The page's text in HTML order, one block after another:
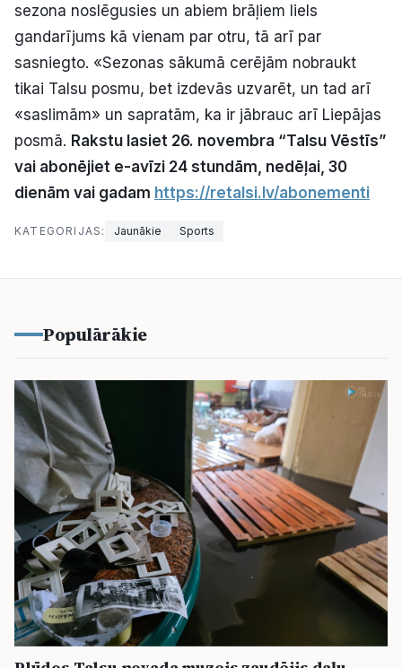
Ziņo redakcijai
Facebook Instagram YouTube
E-avīze Abonē
sezona noslēgusies un abiem brāļiem liels
gandarījums kā vienam par otru, tā arī par
sasniegto. «Sezonas sākumā cerējām nobraukt
tikai Talsu posmu, bet izdevās uzvarēt, un tad arī
«saslimām» un sapratām, ka ir jābrauc arī Liepājas
posmā. Rakstu lasiet 26. novembra “Talsu Vēstīs”
vai abonējiet e-avīzi 24 stundām, nedēļai, 30
dienām vai gadam https://retalsi.lv/abonementi
KATEGORIJAS: Jaunākie Sports
Populārākie